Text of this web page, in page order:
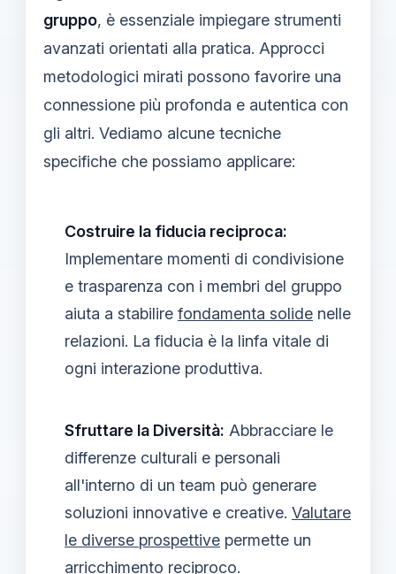
gruppo, è essenziale impiegare strumenti
avanzati orientati alla pratica. Approcci
metodologici mirati possono favorire una
connessione più profonda e autentica con
gli altri. Vediamo alcune tecniche
specifiche che possiamo applicare:
Costruire la fiducia reciproca:
Implementare momenti di condivisione
e trasparenza con i membri del gruppo
aiuta a stabilire fondamenta solide nelle
relazioni. La fiducia è la linfa vitale di
ogni interazione produttiva.
Sfruttare la Diversità: Abbracciare le
differenze culturali e personali
all'interno di un team può generare
soluzioni innovative e creative. Valutare
le diverse prospettive permette un
arricchimento reciproco.